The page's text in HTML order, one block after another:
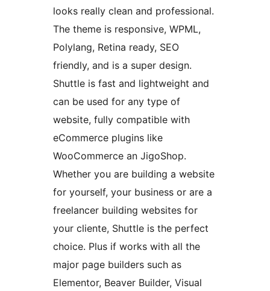
looks really clean and professional.
The theme is responsive, WPML,
Polylang, Retina ready, SEO
friendly, and is a super design.
Shuttle is fast and lightweight and
can be used for any type of
website, fully compatible with
eCommerce plugins like
WooCommerce an JigoShop.
Whether you are building a website
for yourself, your business or are a
freelancer building websites for
your cliente, Shuttle is the perfect
choice. Plus if works with all the
major page builders such as
Elementor, Beaver Builder, Visual